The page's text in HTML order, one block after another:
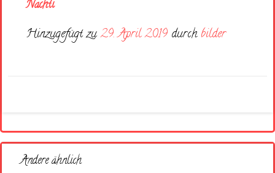
Nachti
Hinzugefügt zu29. April 2019 durch bilder
Andere ähnlich